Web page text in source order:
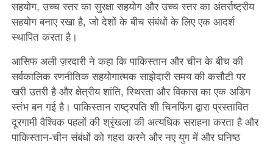
सहयोग, उच्च स्तर का सुरक्षा सहयोग और उच्च स्तर का अंतर्राष्ट्रीय
सहयोग बनाए रखा है, जो देशों के बीच संबंधों के लिए एक आदर्श
स्थापित करता है।
आसिफ अली ज़रदारी ने कहा कि पाकिस्तान और चीन के बीच की
सर्वकालिक रणनीतिक सहयोगात्मक साझेदारी समय की कसौटी पर
खरी उतरी है और क्षेत्रीय शांति, स्थिरता और विकास का एक अडिग
स्तंभ बन गई है। पाकिस्तान राष्ट्रपति शी चिनफिंग द्वारा प्रस्तावित
दूरगामी वैश्विक पहलों की श्रृंखला की अत्यधिक सराहना करता है और
पाकिस्तान-चीन संबंधों को गहरा करने और नए युग में और घनिष्ठ